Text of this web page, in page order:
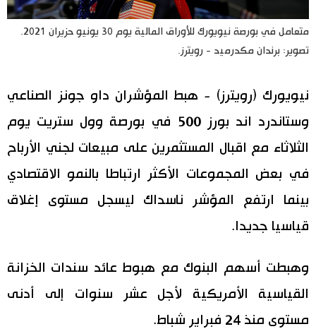
أشخاص
تجارب وآراء
سياسة
اقتصاد
مجتمع
ثقافة
طوكيو
اللغة اليابانية
موسوعة اليابان
هو وهي
المطبخ الياباني
تواصل معنا
متعامل في بورصة نيويورك للأوراق المالية يوم 30 يونيو حزيران 2021.
تصوير: برندان مكدرميد - رويترز.
نيويورك (رويترز) - هبط المؤشران داو جونز الصناعي
وستاندرد اند بورز 500 في بورصة وول ستريت يوم
الثلاثاء مع اقبال المستثمرين على مبيعات لجني الأرباح
في بعض المجموعات الأكثر ارتباطا بالنمو الاقتصادي
بينما ارتفع المؤشر ناسداك ليسجل مستوى إغلاق
قياسيا جديدا.
وهبطت أسهم البنوك مع هبوط عائد سندات الخزانة
القياسية الأمريكية لأجل عشر سنوات إلى أدنى
مستوى منذ 24 فبراير شباط.